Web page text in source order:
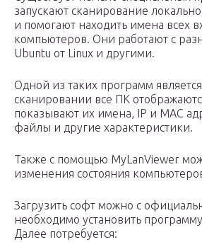
запускают сканирование
и помогают находить имена всех
компьютеров. Они работают с
Ubuntu от Linux и другими.
Одной из таких программ
сканировании все ПК
показывают их имена, IP и MAC
файлы и другие характеристики.
Также с помощью MyLanViewer
изменения состояния
Загрузить софт можно с
необходимо установить
Далее потребуется: